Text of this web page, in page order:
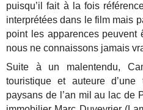
puisqu’il fait à la fois
interprétées dans le film mais
point les apparences peuvent
nous ne connaissons jamais
Suite à un malentendu,
touristique et auteure
paysans de l’an mil au lac de